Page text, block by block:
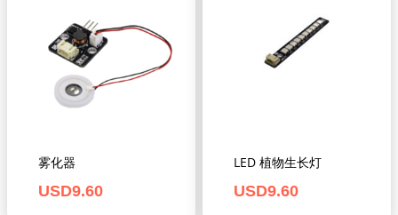
雾化器
USD9.60
LED 植物生长灯
USD9.60